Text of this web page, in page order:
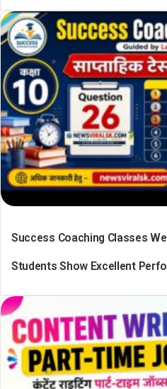
Success Coaching Classes
Students Show Excellent